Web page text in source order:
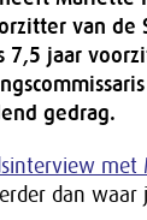
van de
7,5 jaar
gedrag.
met
dan waar